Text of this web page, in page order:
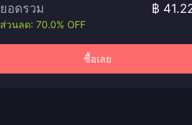
ยอดรวม ฿
ส่วนลด: 70.0% OFF
ซื้อเลย